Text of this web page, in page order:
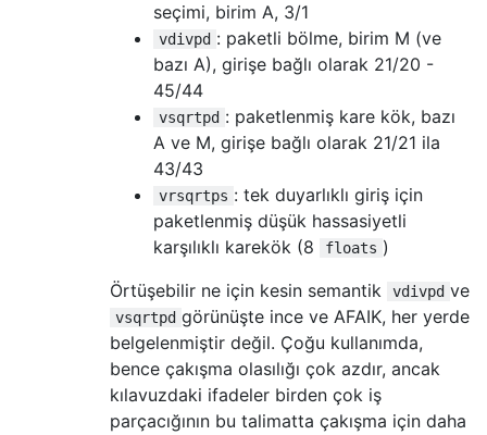
seçimi, birim A, 3/1
vdivpd : paketli bölme, birim M (ve
bazı A), girişe bağlı olarak 21/20 -
45/44
vsqrtpd : paketlenmiş kare kök, bazı
A ve M, girişe bağlı olarak 21/21 ila
43/43
vrsqrtps : tek duyarlıklı giriş için
paketlenmiş düşük hassasiyetli
karşılıklı karekök (8
floats )
Örtüşebilir ne için kesin semantik
vdivpd ve
vsqrtpd görünüşte ince ve AFAIK, her yerde
belgelenmiştir değil. Çoğu kullanımda,
bence çakışma olasılığı çok azdır, ancak
kılavuzdaki ifadeler birden çok iş
parçacığının bu talimatta çakışma için daha